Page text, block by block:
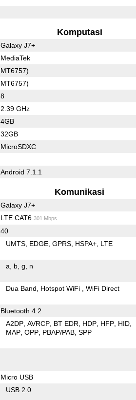
Komputasi
Galaxy J7+
MediaTek
MT6757)
MT6757)
8
2.39 GHz
4GB
32GB
MicroSDXC
Android 7.1.1
Komunikasi
Galaxy J7+
LTE CAT6 301 Mbps
40
UMTS EDGE GPRS HSPA+ LTE
a b g n
Dua Band Hotspot WiFi WiFi Direct
Bluetooth 4.2
A2DP AVRCP BT EDR HDP HFP HID
MAP OPP PBAP/PAB SPP
Micro USB
USB 2.0